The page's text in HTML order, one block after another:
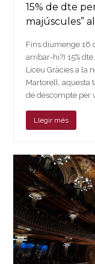
15% de dte
majúscules”
Fins diumenge 16
arribar-hi?) 15%
Liceu Gràcies a la
Martorell, aquesta
de descompte per
Llegir més